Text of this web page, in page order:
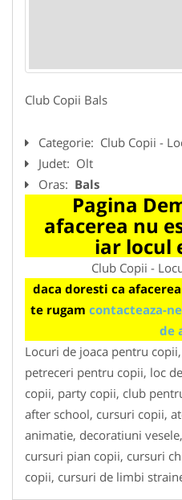
Club Copii Bals
Categorie: Club Copii -
Judet: Olt
Oras: Bals
Pagina
afacerea nu
iar locul
Club Copii -
daca doresti ca
te rugam contacteaza-
de
Locuri de joaca pentru
petreceri pentru copii, loc
copii, party copii, club
after school, cursuri copii,
animatie, decoratiuni
cursuri pian copii, cursuri
copii, cursuri de limbi